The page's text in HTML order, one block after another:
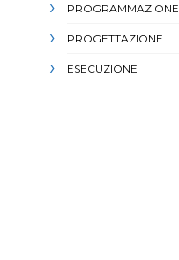
PROGRAMMAZIONE
PROGETTAZIONE
ESECUZIONE